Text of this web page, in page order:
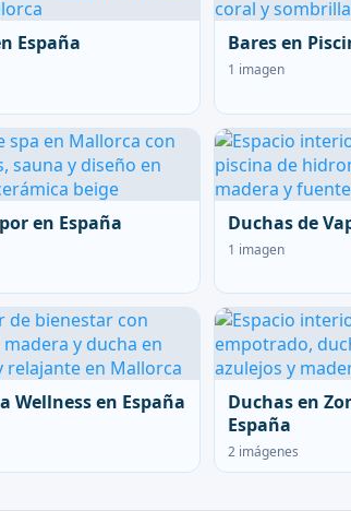
España Bares en
1 imagen
en España Duchas de
1 imagen
Wellness en España
Duchas en
España
2 imágenes